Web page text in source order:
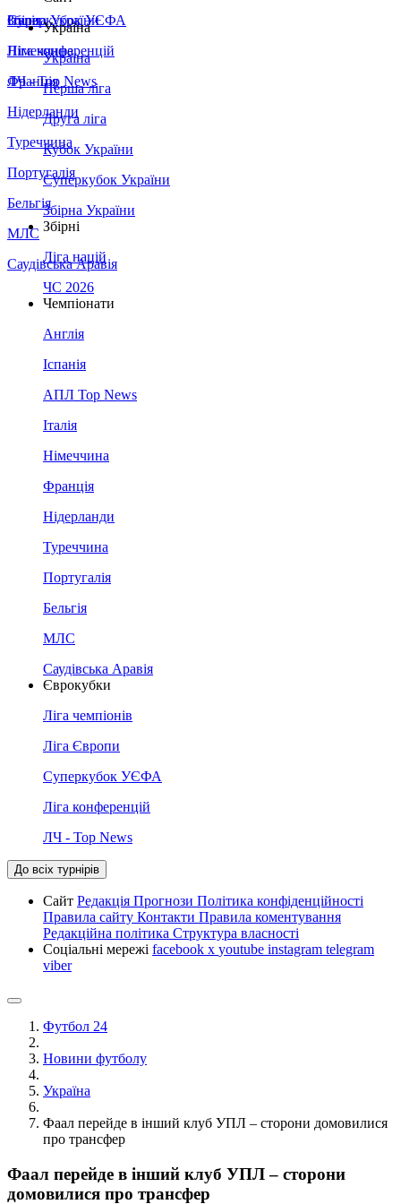
Збірна України
Італія
Німеччина
Франція
Нідерланди
Туреччина
Португалія
Бельгія
МЛС
Саудівська Аравія
Суперкубок УЄФА
Ліга конференцій
ЛЧ - Top News
Україна
Україна
Перша ліга
Друга ліга
Кубок України
Суперкубок України
Збірна України
Збірні
Ліга націй
ЧС 2026
Чемпіонати
Англія
Іспанія
АПЛ Top News
Італія
Німеччина
Франція
Нідерланди
Туреччина
Португалія
Бельгія
МЛС
Саудівська Аравія
Єврокубки
Ліга чемпіонів
Ліга Європи
Суперкубок УЄФА
Ліга конференцій
ЛЧ - Top News
До всіх турнірів
Сайт Редакція Прогнози Політика конфіденційності
Правила сайту Контакти Правила коментування
Редакційна політика Структура власності
Соціальні мережі facebook x youtube instagram telegram
viber
Футбол 24
Новини футболу
Україна
Фаал перейде в інший клуб УПЛ – сторони домовилися
про трансфер
Фаал перейде в інший клуб УПЛ – сторони
домовилися про трансфер